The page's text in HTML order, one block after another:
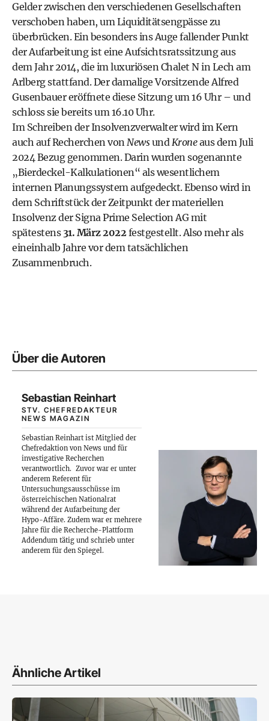
Gelder zwischen den verschiedenen Gesellschaften
verschoben haben, um Liquiditätsengpässe zu
überbrücken. Ein besonders ins Auge fallender Punkt
der Aufarbeitung ist eine Aufsichtsratssitzung aus
dem Jahr 2014, die im luxuriösen Chalet N in Lech am
Arlberg stattfand. Der damalige Vorsitzende Alfred
Gusenbauer eröffnete diese Sitzung um 16 Uhr – und
schloss sie bereits um 16.10 Uhr.
Im Schreiben der Insolvenzverwalter wird im Kern
auch auf Recherchen vonNewsundKroneaus dem Juli
2024 Bezug genommen. Darin wurden sogenannte
„Bierdeckel-Kalkulationen“ als wesentlichem
internen Planungssystem aufgedeckt. Ebenso wird in
dem Schriftstück der Zeitpunkt der materiellen
Insolvenz der Signa Prime Selection AG mit
spätestens 31. März 2022festgestellt. Also mehr als
eineinhalb Jahre vor dem tatsächlichen
Zusammenbruch.
Über die Autoren
Sebastian Reinhart
STV. CHEFREDAKTEUR
NEWS MAGAZIN
Sebastian Reinhart ist Mitglied der
Chefredaktion von News und für
investigative Recherchen
verantwortlich. Zuvor war er unter
anderem Referent für
Untersuchungsausschüsse im
österreichischen Nationalrat
während der Aufarbeitung der
Hypo-Affäre. Zudem war er mehrere
Jahre für die Recherche-Plattform
Addendum tätig und schrieb unter
anderem für den Spiegel.
Ähnliche Artikel